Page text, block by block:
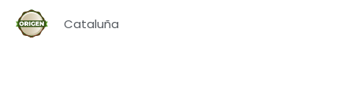
Cataluña